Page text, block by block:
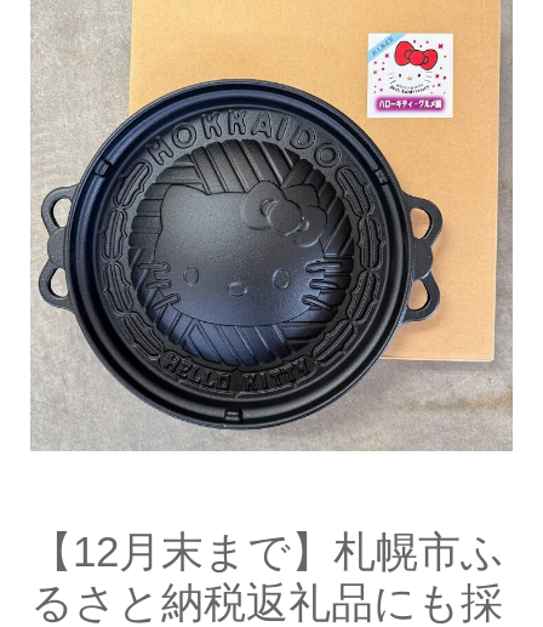
【12月末まで】札幌市ふ
るさと納税返礼品にも採